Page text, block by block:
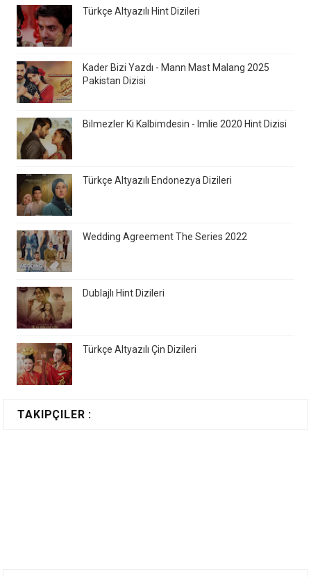
Türkçe Altyazılı Hint Dizileri
Kader Bizi Yazdı - Mann Mast Malang 2025
Pakistan Dizisi
Bilmezler Ki Kalbimdesin - Imlie 2020 Hint Dizisi
Türkçe Altyazılı Endonezya Dizileri
Wedding Agreement The Series 2022
Dublajlı Hint Dizileri
Türkçe Altyazılı Çin Dizileri
TAKIPÇILER :